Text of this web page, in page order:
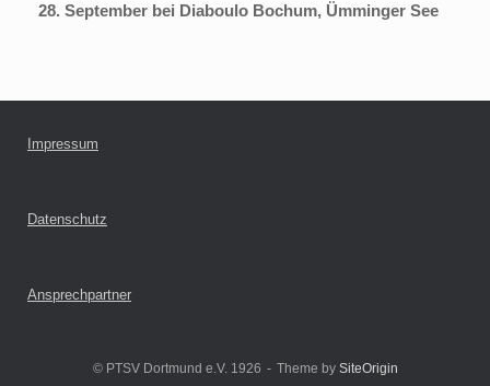
28. September bei Diaboulo Bochum, Ümminger See
Impressum
Datenschutz
Ansprechpartner
© PTSV Dortmund e.V. 1926 Theme by SiteOrigin